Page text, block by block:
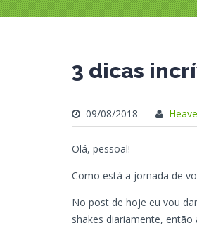
3 dicas
09/08/2018
Olá, pessoal!
Como está a jornada de
No post de hoje eu vou
shakes diariamente,